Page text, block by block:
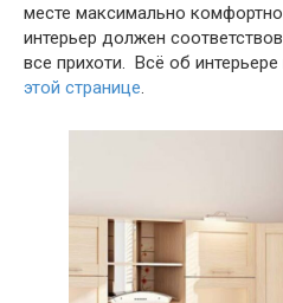
месте максимально
интерьер должен
все прихоти. Всё об
этой странице.